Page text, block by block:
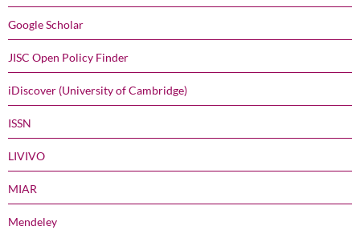
Google Scholar
JISC Open Policy Finder
iDiscover (University of Cambridge)
ISSN
LIVIVO
MIAR
Mendeley